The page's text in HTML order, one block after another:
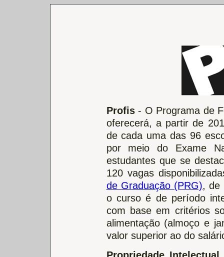
Profis- O Programa de
oferecerá, a partir de
de cada uma das 96
por meio do Exame
estudantes que se
120 vagas
de Graduação (PRG), de
o curso é de período
com base em critérios
alimentação (almoço e
valor superior ao do